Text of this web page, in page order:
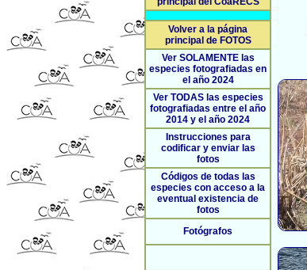
Volver a la página
principal de FOTOS
Ver SOLAMENTE las
especies fotografiadas en
el año 2024
Ver TODAS las especies
fotografiadas entre el año
2014 y el año 2024
Instrucciones para
codificar y enviar las
fotos
Códigos de todas las
especies con acceso a la
eventual existencia de
fotos
Fotógrafos